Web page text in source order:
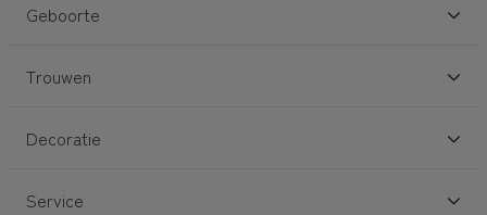
Geboorte
Trouwen
Decoratie
Service